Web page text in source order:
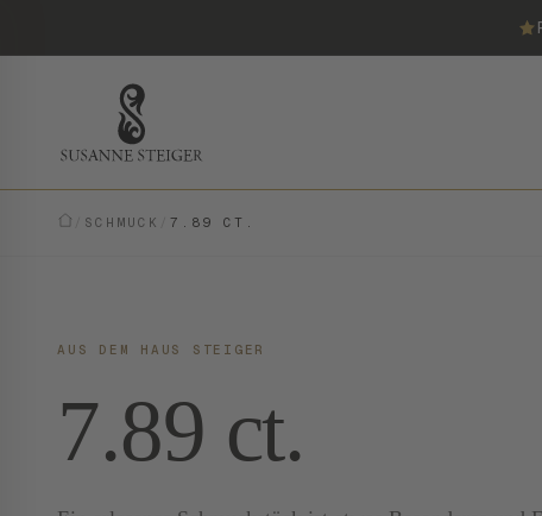
SCHMUCK 7.89 CT.
AUS DEM HAUS STEIGER
7.89 ct.